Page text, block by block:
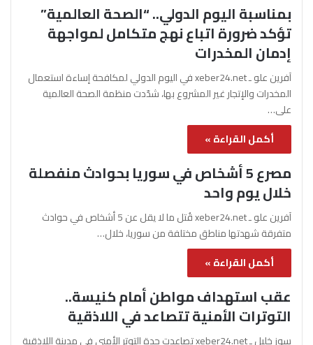
بمناسبة اليوم الدولي.. “الصحة العالمية”
تؤكد ضرورة اتباع نهج متكامل لمواجهة
إدمان المخدرات
آفرين علو ـ xeber24.net في اليوم الدولي لمكافحة إساءة استعمال
المخدرات والإتجار غير المشروع بها، شدّدت منظمة الصحة العالمية
على…
أكمل القراءة »
مصرع 5 أشخاص في سوريا بحوادث منفصلة
خلال يوم واحد
آفرين علو ـ xeber24.net قُتل ما لا يقل عن 5 أشخاص في حوادث
متفرقة شهدتها مناطق مختلفة من سوريا، خلال…
أكمل القراءة »
عقب استهداف مواطن أمام كنيسة..
التوترات الأمنية تتصاعد في اللاذقية
سوز خليل ـ xeber24.net تصاعدت حدة التوتر الأمني في مدينة اللاذقية